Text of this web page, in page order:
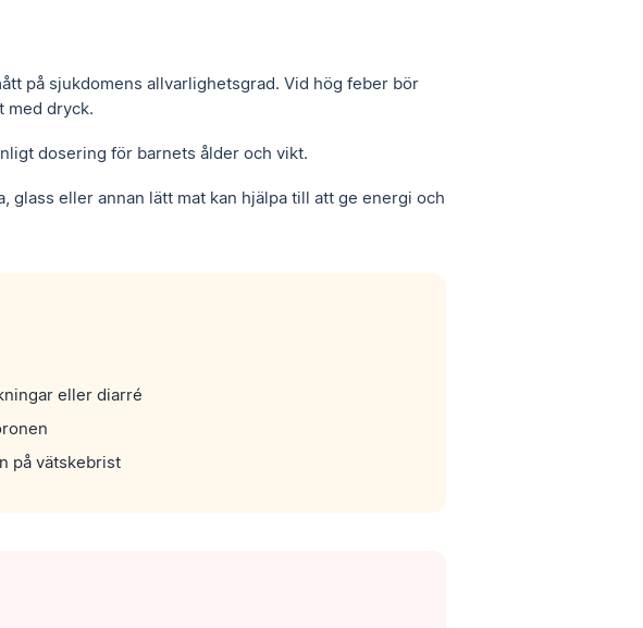
på sjukdomens allvarlighetsgrad. Vid hög feber bör
med dryck.
dosering för barnets ålder och vikt.
glass eller annan lätt mat kan hjälpa till att ge energi och
eller diarré
på vätskebrist